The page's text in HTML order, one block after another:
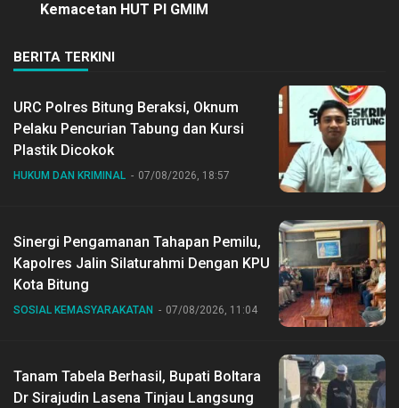
Kemacetan HUT PI GMIM
BERITA TERKINI
URC Polres Bitung Beraksi, Oknum
Pelaku Pencurian Tabung dan Kursi
Plastik Dicokok
HUKUM DAN KRIMINAL 07/08/2026, 18:57
Sinergi Pengamanan Tahapan Pemilu,
Kapolres Jalin Silaturahmi Dengan KPU
Kota Bitung
SOSIAL KEMASYARAKATAN 07/08/2026, 11:04
Tanam Tabela Berhasil, Bupati Boltara
Dr Sirajudin Lasena Tinjau Langsung